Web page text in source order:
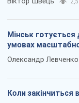
2,5
Мінськ готується
умовах
Олександр Левченко
Коли закінчиться